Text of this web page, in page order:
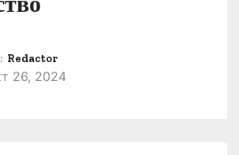
Redactor
26, 2024